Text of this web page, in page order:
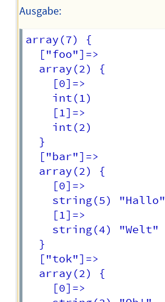
Ausgabe:
array(7) {
  ["foo"]=>
  array(2) {
    [0]=>
    int(1)
    [1]=>
    int(2)
  }
  ["bar"]=>
  array(2) {
    [0]=>
    string(5) "Hallo"
    [1]=>
    string(4) "Welt"
  }
  ["tok"]=>
  array(2) {
    [0]=>